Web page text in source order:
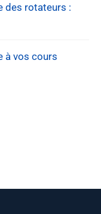
des rotateurs :
à vos cours